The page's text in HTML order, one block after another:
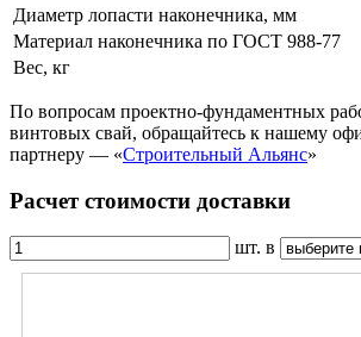
Диаметр лопасти наконечника, мм
Материал наконечника по ГОСТ 988-77
Вес, кг
По вопросам проектно-фундаментных
винтовых свай, обращайтесь к нашему
партнеру — «Строительный Альянс»
Расчет стоимости доставки
шт. в